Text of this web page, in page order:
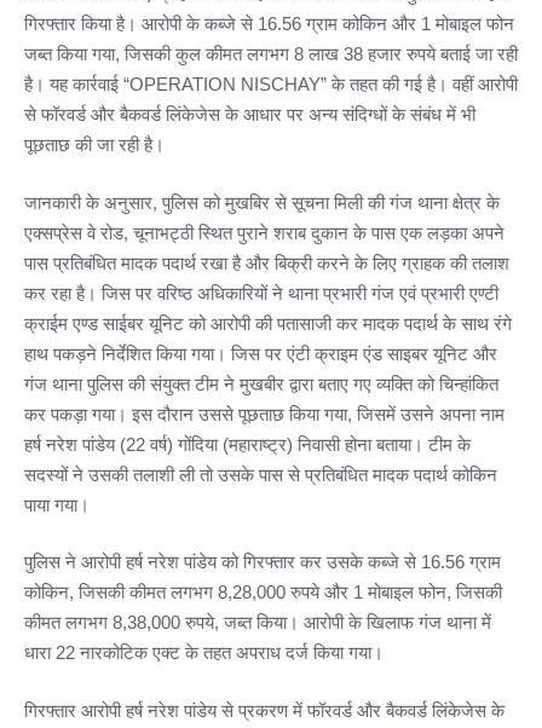
गिरफ्तार किया है। आरोपी के कब्जे से 16.56 ग्राम कोकिन और 1 मोबाइल फोन
जब्त किया गया, जिसकी कुल कीमत लगभग 8 लाख 38 हजार रुपये बताई जा रही
है। यह कार्रवाई “OPERATION NISCHAY” के तहत की गई है। वहीं आरोपी
से फॉरवर्ड और बैकवर्ड लिंकेजेस के आधार पर अन्य संदिग्धों के संबंध में भी
पूछताछ की जा रही है।
जानकारी के अनुसार, पुलिस को मुखबिर से सूचना मिली की गंज थाना क्षेत्र के
एक्सप्रेस वे रोड, चूनाभट्ठी स्थित पुराने शराब दुकान के पास एक लड़का अपने
पास प्रतिबंधित मादक पदार्थ रखा है और बिक्री करने के लिए ग्राहक की तलाश
कर रहा है। जिस पर वरिष्ठ अधिकारियों ने थाना प्रभारी गंज एवं प्रभारी एण्टी
क्राईम एण्ड साईबर यूनिट को आरोपी की पतासाजी कर मादक पदार्थ के साथ रंगे
हाथ पकड़ने निर्देशित किया गया। जिस पर एंटी क्राइम एंड साइबर यूनिट और
गंज थाना पुलिस की संयुक्त टीम ने मुखबीर द्वारा बताए गए व्यक्ति को चिन्हांकित
कर पकड़ा गया। इस दौरान उससे पूछताछ किया गया, जिसमें उसने अपना नाम
हर्ष नरेश पांडेय (22 वर्ष) गोंदिया (महाराष्ट्र) निवासी होना बताया। टीम के
सदस्यों ने उसकी तलाशी ली तो उसके पास से प्रतिबंधित मादक पदार्थ कोकिन
पाया गया।
पुलिस ने आरोपी हर्ष नरेश पांडेय को गिरफ्तार कर उसके कब्जे से 16.56 ग्राम
कोकिन, जिसकी कीमत लगभग 8,28,000 रुपये और 1 मोबाइल फोन, जिसकी
कीमत लगभग 8,38,000 रुपये, जब्त किया। आरोपी के खिलाफ गंज थाना में
धारा 22 नारकोटिक एक्ट के तहत अपराध दर्ज किया गया।
गिरफ्तार आरोपी हर्ष नरेश पांडेय से प्रकरण में फॉरवर्ड और बैकवर्ड लिंकेजेस के